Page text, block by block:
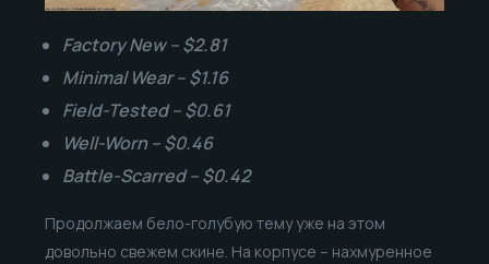
Factory New – $2.81
Minimal Wear – $1.16
Field-Tested – $0.61
Well-Worn – $0.46
Battle-Scarred – $0.42
Продолжаем бело-голубую тему уже на этом
довольно свежем скине. На корпусе – нахмуренное